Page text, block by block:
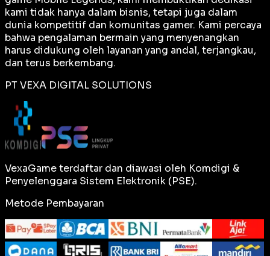
kami tidak hanya dalam bisnis, tetapi juga dalam
dunia kompetitif dan komunitas gamer. Kami percaya
bahwa pengalaman bermain yang menyenangkan
harus didukung oleh layanan yang andal, terjangkau,
dan terus berkembang.
PT VEXA DIGITAL SOLUTIONS
VexaGame terdaftar dan diawasi oleh Komdigi &
Penyelenggara Sistem Elektronik (PSE).
Metode Pembayaran